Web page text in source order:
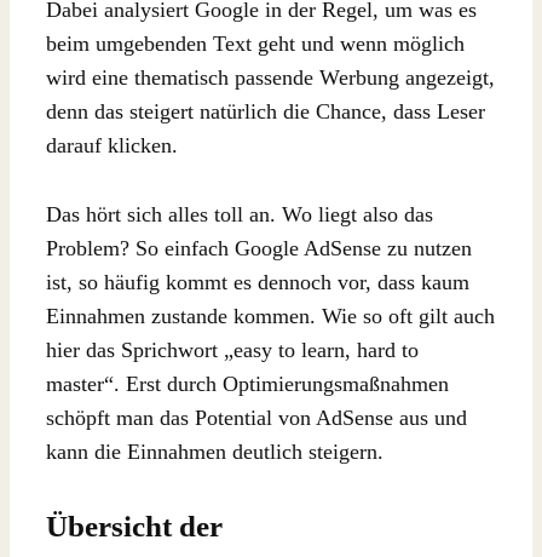
Dabei analysiert Google in der Regel, um was es
beim umgebenden Text geht und wenn möglich
wird eine thematisch passende Werbung angezeigt,
denn das steigert natürlich die Chance, dass Leser
darauf klicken.
Das hört sich alles toll an. Wo liegt also das
Problem? So einfach Google AdSense zu nutzen
ist, so häufig kommt es dennoch vor, dass kaum
Einnahmen zustande kommen. Wie so oft gilt auch
hier das Sprichwort „easy to learn, hard to
master“. Erst durch Optimierungsmaßnahmen
schöpft man das Potential von AdSense aus und
kann die Einnahmen deutlich steigern.
Übersicht der